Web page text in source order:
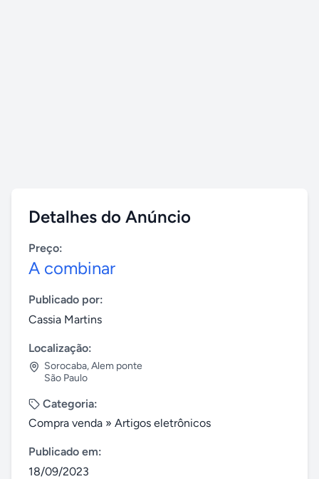
Detalhes do Anúncio
Preço:
A combinar
Publicado por:
Cassia Martins
Localização:
Sorocaba,Alem ponte
São Paulo
Categoria:
Compra venda » Artigos eletrônicos
Publicado em:
18/09/2023